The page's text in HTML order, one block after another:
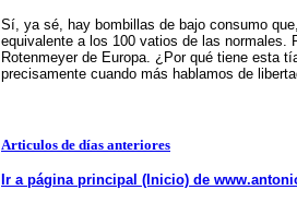
Sí, ya sé, hay bombillas de bajo consumo
equivalente a los 100 vatios de las normales.
Rotenmeyer de Europa. ¿Por qué tiene esta
precisamente cuando más hablamos de
Articulos de días anteriores
Ir a página principal (Inicio) de